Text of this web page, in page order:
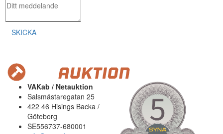
SKICKA
VAKab / Netauktion
Salsmästaregatan 25
422 46 Hisings Backa /
Göteborg
SE556737-680001